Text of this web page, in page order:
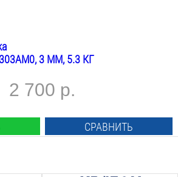
3 ММ, 5.3 КГ
2 700 р.
СРАВНИТЬ